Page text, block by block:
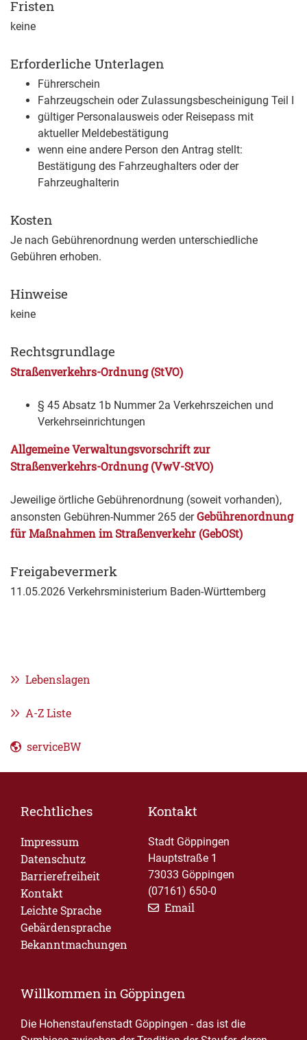
Fristen
keine
Erforderliche Unterlagen
Führerschein
Fahrzeugschein oder Zulassungsbescheinigung Teil I
gültiger Personalausweis oder Reisepass mit
aktueller Meldebestätigung
wenn eine andere Person den Antrag stellt:
Bestätigung des Fahrzeughalters oder der
Fahrzeughalterin
Kosten
Je nach Gebührenordnung werden unterschiedliche
Gebühren erhoben.
Hinweise
keine
Rechtsgrundlage
Straßenverkehrs-Ordnung (StVO)
§ 45 Absatz 1b Nummer 2a Verkehrszeichen und
Verkehrseinrichtungen
Allgemeine Verwaltungsvorschrift zur
Straßenverkehrs-Ordnung (VwV-StVO)
Jeweilige örtliche Gebührenordnung (soweit vorhanden),
ansonsten Gebühren-Nummer 265 derGebührenordnung
für Maßnahmen im Straßenverkehr (GebOSt)
Freigabevermerk
11.05.2026 Verkehrsministerium Baden-Württemberg
Lebenslagen
A-Z Liste
serviceBW
Rechtliches
Impressum
Datenschutz
Barrierefreiheit
Kontakt
Leichte Sprache
Gebärdensprache
Bekanntmachungen
Kontakt
Stadt Göppingen
Hauptstraße 1
73033 Göppingen
(07161) 650-0
Email
Willkommen in Göppingen
Die Hohenstaufenstadt Göppingen - das ist die